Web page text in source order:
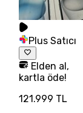
Plus Satıcı
Elden al,
kartla öde!
121.999 TL